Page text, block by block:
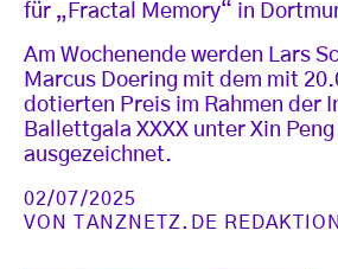
für „Fractal Memory“ in
Am Wochenende werden Lars
Marcus Doering mit dem mit
dotierten Preis im Rahmen der
Ballettgala XXXX unter Xin Peng
ausgezeichnet.
02/07/2025
VON
TANZNETZ.DE REDAKTION